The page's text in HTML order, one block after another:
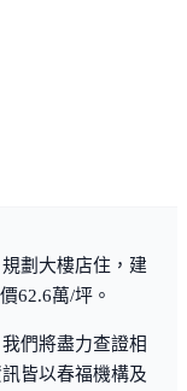
劃大樓店住，建
62.6萬/坪。
們將盡力查證相
皆以春福機構及